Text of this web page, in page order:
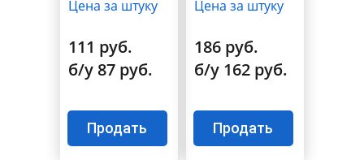
Цена за штуку
111 руб.
б/у 87 руб.
Продать
Цена за штуку
186 руб.
б/у 162 руб.
Продать